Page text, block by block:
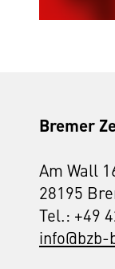
Bremer
Am Wall
28195
Tel.: +49